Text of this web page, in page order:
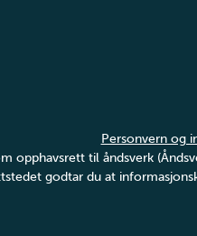
Personvern og
opphavsrett til åndsverk
godtar du at